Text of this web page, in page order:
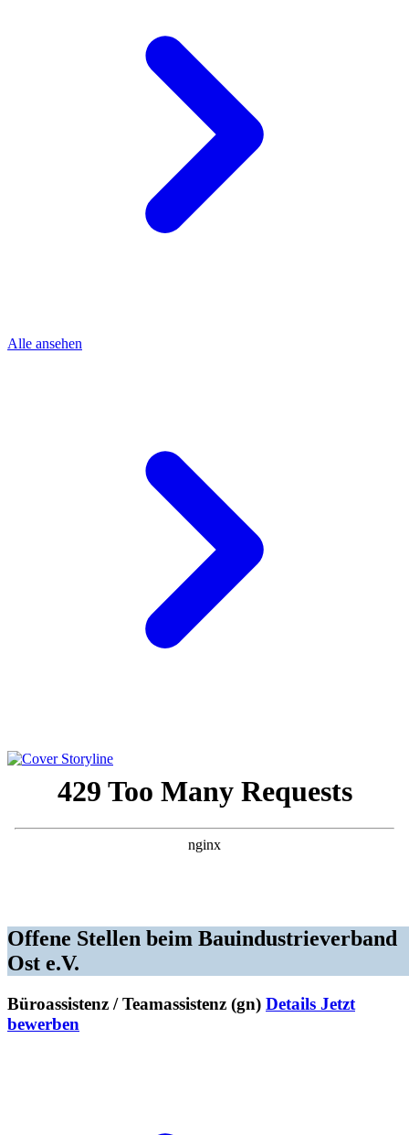
Alle ansehen
Offene Stellen beim Bauindustrie­verband
Ost e.V.
Büroassistenz / Teamassistenz (gn) Details Jetzt
bewerben